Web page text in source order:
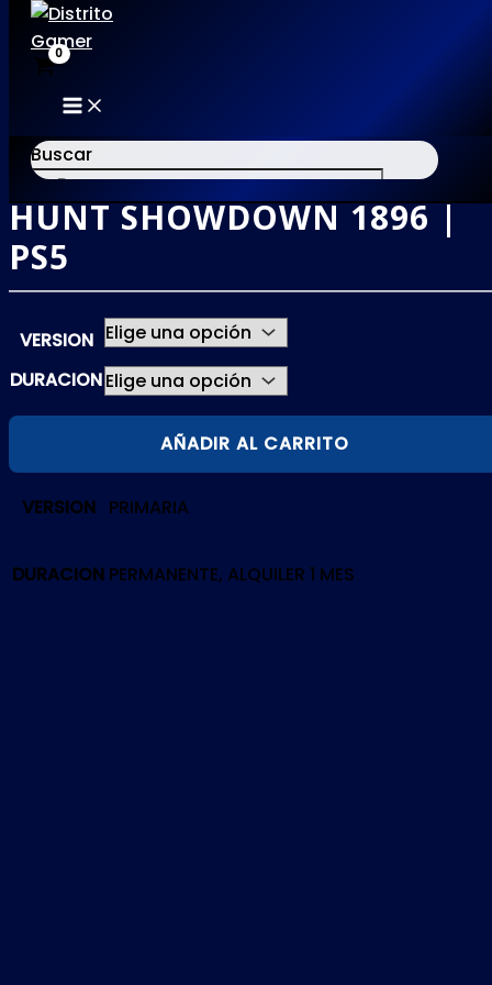
al
contenido
MAIN
MENU
Buscar
×
HUNT SHOWDOWN 1896 |
PS5
VERSION
DURACION
HUNT
cantidad
AÑADIR AL CARRITO
VERSION PRIMARIA
DURACION PERMANENTE, ALQUILER 1 MES